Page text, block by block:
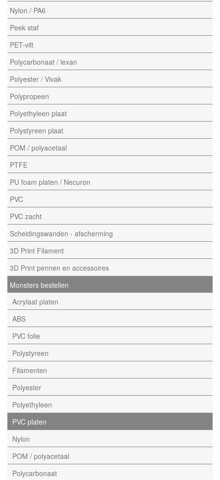
Nylon / PA6
Peek staf
PET-vilt
Polycarbonaat / lexan
Polyester / Vivak
Polypropeen
Polyethyleen plaat
Polystyreen plaat
POM / polyacetaal
PTFE
PU foam platen / Necuron
PVC
PVC zacht
Scheidingswanden - afscherming
3D Print Filament
3D Print pennen en accessoires
Monsters bestellen
Acrylaat platen
ABS
PVC folie
Polystyreen
Filamenten
Polyester
Polyethyleen
PVC platen
Nylon
POM / polyacetaal
Polycarbonaat